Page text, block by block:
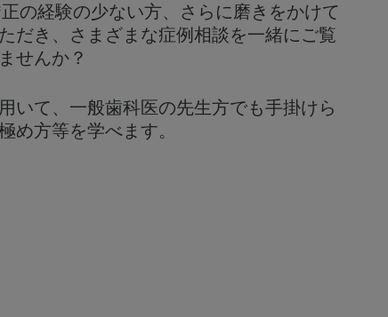
の経験の少ない方、さらに磨きをかけて
だき、さまざまな症例相談を一緒にご覧
せんか？
いて、一般歯科医の先生方でも手掛けら
め方等を学べます。